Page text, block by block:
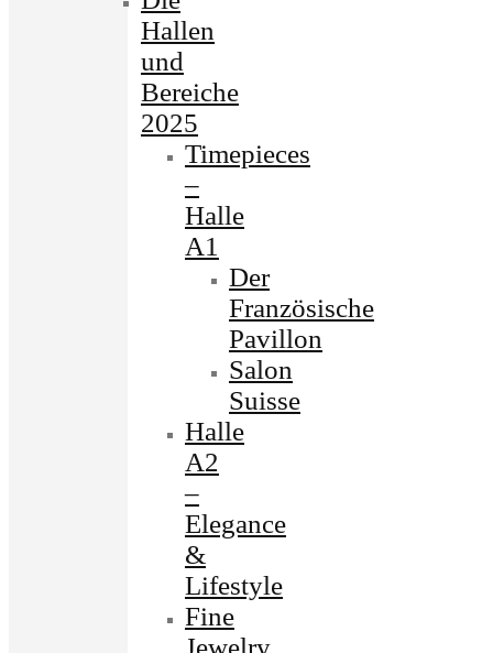
Hallen
und
Bereiche
2025
Timepieces
–
Halle
A1
Der
Französische
Pavillon
Salon
Suisse
Halle
A2
–
Elegance
&
Lifestyle
Fine
Jewelry